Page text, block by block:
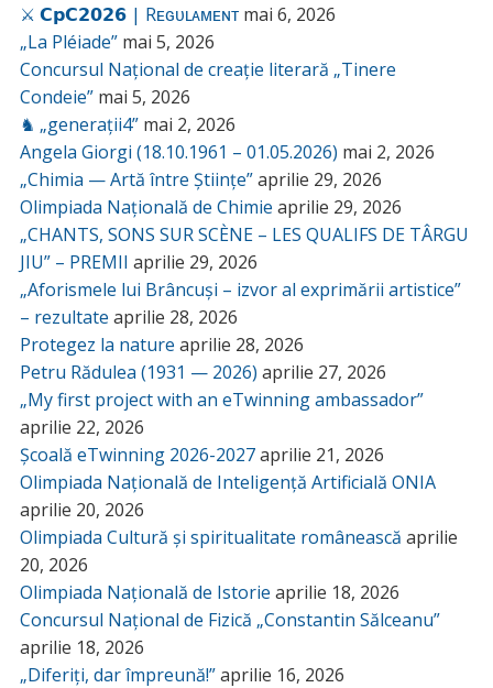
⚔️ 𝗖𝗽𝗖𝟮𝟬𝟮𝟲 | Rᴇɢᴜʟᴀᴍᴇɴᴛ mai 6, 2026
„La Pléiade” mai 5, 2026
Concursul Național de creație literară „Tinere
Condeie” mai 5, 2026
♞ „generații4” mai 2, 2026
Angela Giorgi (18.10.1961 – 01.05.2026) mai 2, 2026
„Chimia — Artă între Științe”aprilie 29, 2026
Olimpiada Națională de Chimie aprilie 29, 2026
„CHANTS, SONS SUR SCÈNE – LES QUALIFS DE TÂRGU
JIU” – PREMII aprilie 29, 2026
„Aforismele lui Brâncuși – izvor al exprimării artistice”
– rezultate aprilie 28, 2026
Protegez la nature aprilie 28, 2026
Petru Rădulea (1931 — 2026) aprilie 27, 2026
„My first project with an eTwinning ambassador”
aprilie 22, 2026
Școală eTwinning 2026-2027aprilie 21, 2026
Olimpiada Națională de Inteligență Artificială ONIA
aprilie 20, 2026
Olimpiada Cultură și spiritualitate românească aprilie
20, 2026
Olimpiada Națională de Istorie aprilie 18, 2026
Concursul Național de Fizică „Constantin Sălceanu”
aprilie 18, 2026
„Diferiți, dar împreună!”aprilie 16, 2026